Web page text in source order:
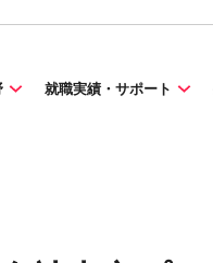
就職実績・サポート